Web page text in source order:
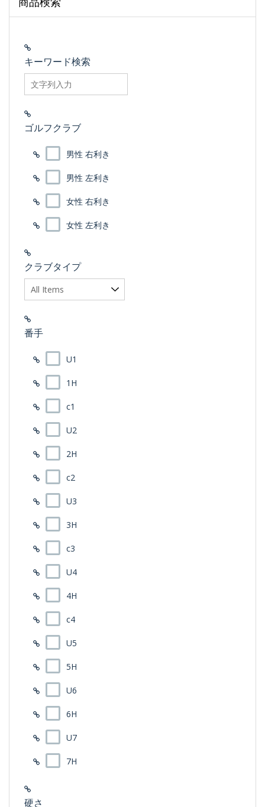
キーワード検索
searchfilter_pro
ゴルフクラブ
男性 右利き
男性 左利き
女性 右利き
女性 左利き
クラブタイプ
番手
U1
1H
c1
U2
2H
c2
U3
3H
c3
U4
4H
c4
U5
5H
U6
6H
U7
7H
硬さ